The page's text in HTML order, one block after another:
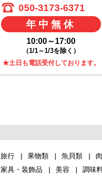
050-3173-6371
年中無休
10:00～17:00
（1/1～1/3を除く）
★土日も電話受付しております。
旅行 果物類 魚貝類 肉
家具・装飾品
美容 調味